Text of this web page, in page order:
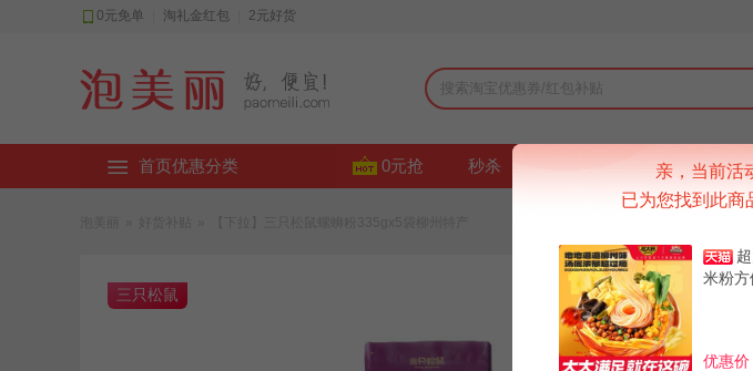
0元免单 淘礼金红包 2元好货
首页优惠分类 0元抢 秒杀 好货 品牌 上新
三只松鼠 【下拉】三只松鼠螺
超值抢购
亲，当前活
已为您找到此商
米粉
优惠价